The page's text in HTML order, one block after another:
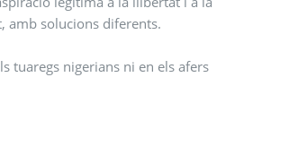
amb solucions diferents.
tuaregs nigerians ni en els afers